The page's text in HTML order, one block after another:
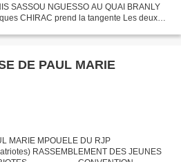
SASSOU NGUESSO AU QUAI BRANLY
CHIRAC prend la tangente Les deux
DE PAUL MARIE
MARIE MPOUELE DU RJP
RASSEMBLEMENT DES JEUNES